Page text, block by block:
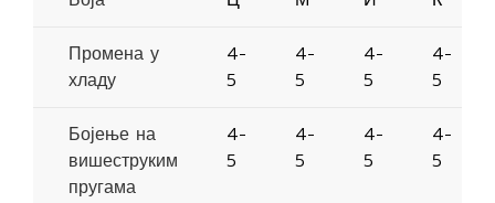
Промена у
хладу
4-
5
4-
5
4-
5
4-
5
Бојење на
вишеструким
пругама
4-
5
4-
5
4-
5
4-
5